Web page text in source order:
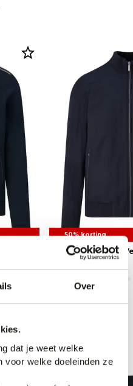
Over
dat je weet welke
voor welke doeleinden ze
50% korting
Bugatti clothing